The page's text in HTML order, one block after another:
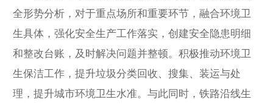
全形势分析，对于重点场所和重要环节，融合环境卫
生具体，强化安全生产工作落实，创建安全隐患明细
和整改台账，及时解决问题并整顿。积极推动环境卫
生保洁工作，提升垃圾分类回收、搜集、装运与处
理，提升城市环境卫生水准。与此同时，铁路沿线生